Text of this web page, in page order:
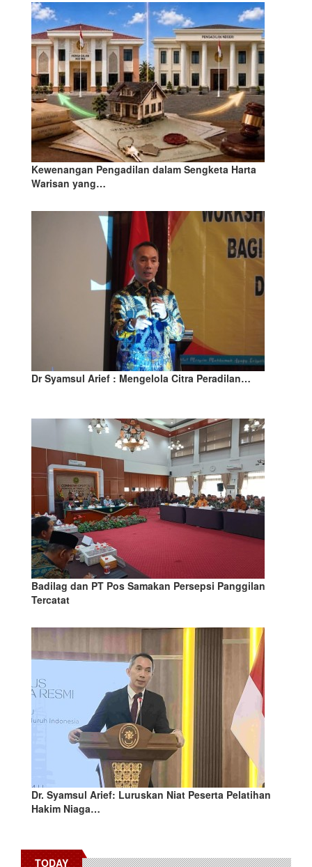
Kewenangan Pengadilan dalam Sengketa Harta
Warisan yang…
Dr Syamsul Arief : Mengelola Citra Peradilan…
Badilag dan PT Pos Samakan Persepsi Panggilan
Tercatat
Dr. Syamsul Arief: Luruskan Niat Peserta Pelatihan
Hakim Niaga…
TODAY